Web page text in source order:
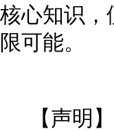
核心知识，
限可能。
【声明